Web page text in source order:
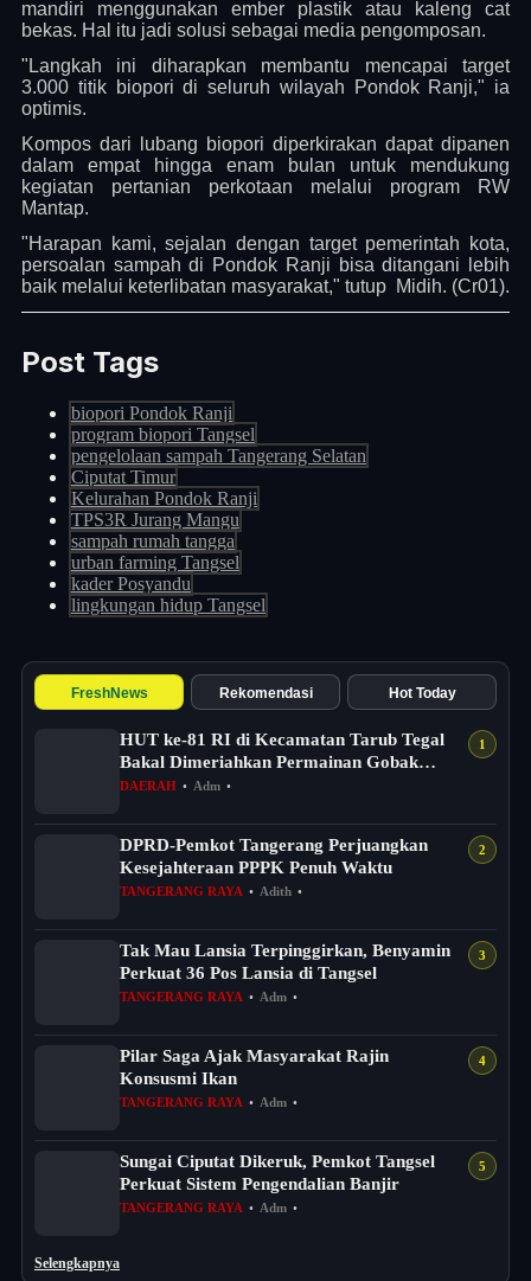
mandiri menggunakan ember plastik atau kaleng cat
bekas. Hal itu jadi solusi sebagai media pengomposan.
"Langkah ini diharapkan membantu mencapai target
3.000 titik biopori di seluruh wilayah Pondok Ranji," ia
optimis.
Kompos dari lubang biopori diperkirakan dapat dipanen
dalam empat hingga enam bulan untuk mendukung
kegiatan pertanian perkotaan melalui program RW
Mantap.
"Harapan kami, sejalan dengan target pemerintah kota,
persoalan sampah di Pondok Ranji bisa ditangani lebih
baik melalui keterlibatan masyarakat," tutup Midih. (Cr01).
Post Tags
biopori Pondok Ranji
program biopori Tangsel
pengelolaan sampah Tangerang Selatan
Ciputat Timur
Kelurahan Pondok Ranji
TPS3R Jurang Mangu
sampah rumah tangga
urban farming Tangsel
kader Posyandu
lingkungan hidup Tangsel
FreshNews Rekomendasi Hot Today
HUT ke-81 RI di Kecamatan Tarub Tegal
Bakal Dimeriahkan Permainan Gobak
Sodor
DAERAH • Adm •
DPRD-Pemkot Tangerang Perjuangkan
Kesejahteraan PPPK Penuh Waktu
TANGERANG RAYA • Adith •
Tak Mau Lansia Terpinggirkan, Benyamin
Perkuat 36 Pos Lansia di Tangsel
TANGERANG RAYA • Adm •
Pilar Saga Ajak Masyarakat Rajin
Konsusmi Ikan
TANGERANG RAYA • Adm •
Sungai Ciputat Dikeruk, Pemkot Tangsel
Perkuat Sistem Pengendalian Banjir
TANGERANG RAYA • Adm •
Selengkapnya